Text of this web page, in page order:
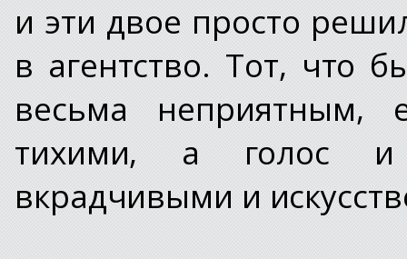
и эти двое просто
в агентство. Тот, что
весьма неприятным,
тихими, а голос и
вкрадчивыми и